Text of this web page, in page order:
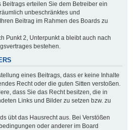
Beitrags erteilen Sie dem Betreiber ein
unbeschränktes und
Beitrag im Rahmen des Boards zu
Punkt 2, Unterpunkt a bleibt auch nach
bestehen.
eines Beitrags, dass er keine Inhalte
Recht oder die guten Sitten verstoßen.
dass Sie das Recht besitzen, die in
Links und Bilder zu setzen bzw. zu
übt das Hausrecht aus. Bei Verstößen
oder anderer im Board